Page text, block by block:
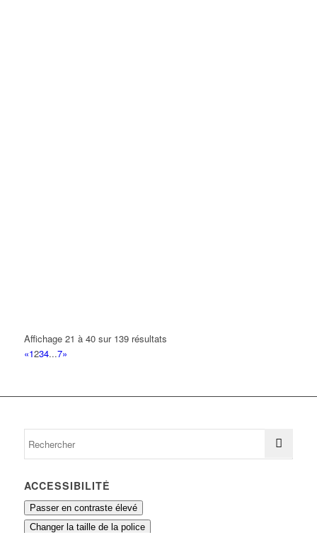
Affichage 21 à 40 sur 139 résultats
«1234...7»
ACCESSIBILITÉ
Passer en contraste élevé
Changer la taille de la police